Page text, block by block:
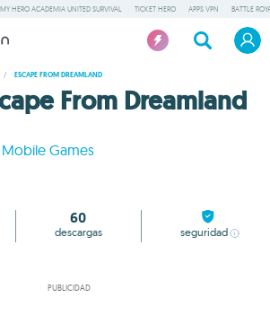
MY HERO ACADEMIA UNITED SURVIVAL TICKET HERO APPS VPN BATTLE
/ ESCAPE FROM DREAMLAND
From Dreamland
Mobile Games
60
descargas seguridad
PUBLICIDAD